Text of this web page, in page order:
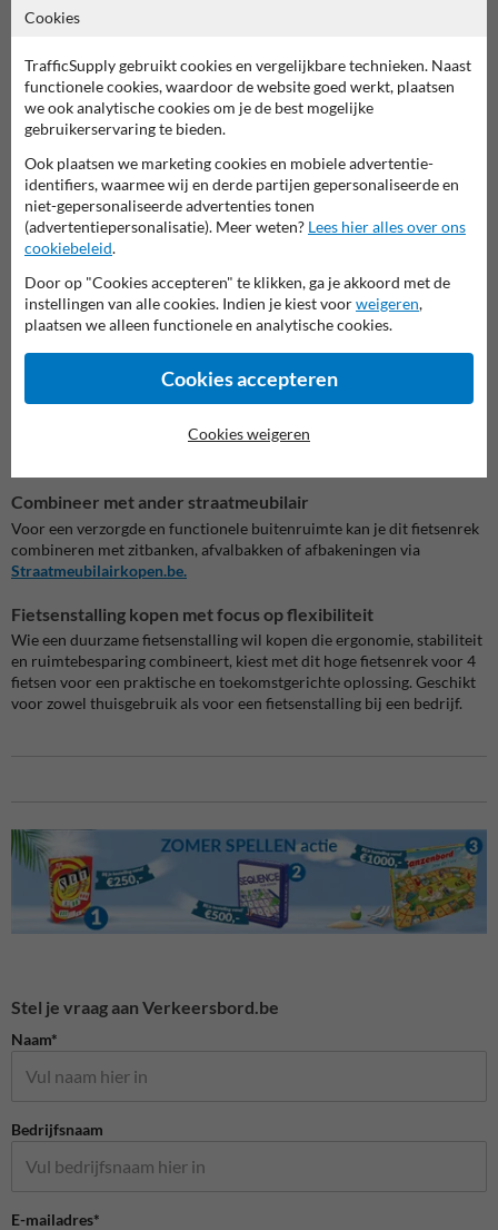
Capaciteit voor 4 fietsen
Ideaal voor middelgrote fietsenstallingen.
Hoge uitvoering
Ergonomisch en comfortabel bij dagelijks gebruik.
Flexibele montage (45° of 90°)
Past zich aan aan beperkte of onregelmatige ruimtes.
Geschikt voor alle gangbare fietsen
Ook fietsen met bredere banden kunnen veilig gestald worden.
Stabiele en veilige opstelling
Fietsen blijven netjes rechtop staan en kunnen extra worden
vastgezet.
Eenvoudige montage
Inclusief bevestigingsmiddelen voor plaatsing op een vaste
Andere fietsenrekken bekijken
een ander type opstelling? Bekijk danons assortiment aan
Combineer met ander straatmeubilair
Voor een verzorgde en functionele buitenruimte kan je dit fietsenrek
combineren met zitbanken, afvalbakken of afbakeningen via
Straatmeubilairkopen.be.
Fietsenstalling kopen met focus op flexibiliteit
Wie een duurzame fietsenstalling wil kopen die ergonomie, stabiliteit
en ruimtebesparing combineert, kiest met dit hoge fietsenrek voor 4
fietsen voor een praktische en toekomstgerichte oplossing. Geschikt
voor zowel thuisgebruik als voor een fietsenstalling bij een bedrijf.
Stel je vraag aan Verkeersbord.be
Naam*
Bedrijfsnaam
E-mailadres*
Cookies
TrafficSupply gebruikt cookies en vergelijkbare technieken. Naast
functionele cookies, waardoor de website goed werkt, plaatsen
we ook analytische cookies om je de best mogelijke
gebruikerservaring te bieden.
Ook plaatsen we marketing cookies en mobiele advertentie-
identifiers, waarmee wij en derde partijen gepersonaliseerde en
niet-gepersonaliseerde advertenties tonen
(advertentiepersonalisatie). Meer weten? Lees hier alles over ons
cookiebeleid.
Door op "Cookies accepteren" te klikken, ga je akkoord met de
instellingen van alle cookies. Indien je kiest voorweigeren,
plaatsen we alleen functionele en analytische cookies.
Cookies accepteren
Cookies weigeren